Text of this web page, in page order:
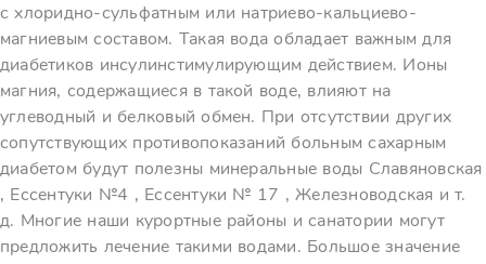
с хлоридно-сульфатным или натриево-кальциево-
магниевым составом. Такая вода обладает важным для
диабетиков инсулинстимулирующим действием. Ионы
магния, содержащиеся в такой воде, влияют на
углеводный и белковый обмен. При отсутствии других
сопутствующих противопоказаний больным сахарным
диабетом будут полезны минеральные воды Славяновская
, Ессентуки №4 , Ессентуки № 17 , Железноводская и т.
д. Многие наши курортные районы и санатории могут
предложить лечение такими водами. Большое значение